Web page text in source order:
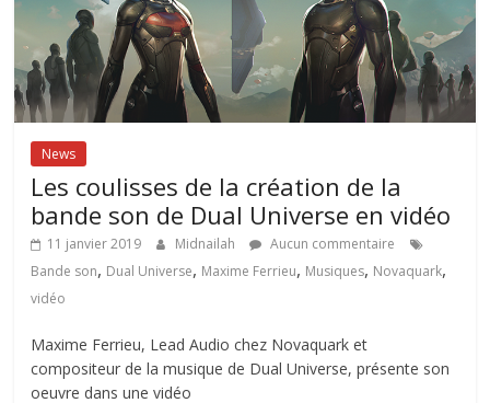
News
Les coulisses de la création de la
bande son de Dual Universe en vidéo
11 janvier 2019 Midnailah
Aucun commentaire
Bande son, Dual Universe, Maxime Ferrieu, Musiques, Novaquark,
vidéo
Maxime Ferrieu, Lead Audio chez Novaquark et
compositeur de la musique de Dual Universe, présente son
oeuvre dans une vidéo